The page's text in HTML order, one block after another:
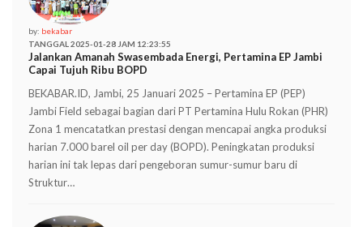
by: bekabar
TANGGAL 2025-01-28 JAM 12:23:55
Jalankan Amanah Swasembada Energi, Pertamina EP Jambi
Capai Tujuh Ribu BOPD
BEKABAR.ID, Jambi, 25 Januari 2025 – Pertamina EP (PEP)
Jambi Field sebagai bagian dari PT Pertamina Hulu Rokan (PHR)
Zona 1 mencatatkan prestasi dengan mencapai angka produksi
harian 7.000 barel oil per day (BOPD). Peningkatan produksi
harian ini tak lepas dari pengeboran sumur-sumur baru di
Struktur…